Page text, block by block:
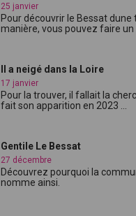
25 janvier
Pour découvrir le Bessat dune
manière, vous pouvez faire un
Il a neigé dans la Loire
17 janvier
Pour la trouver, il fallait la
fait son apparition en 2023 ...
Gentile Le Bessat
27 décembre
Découvrez pourquoi la
nomme ainsi.